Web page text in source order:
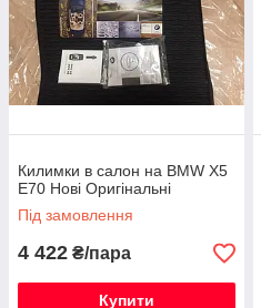
Килимки в салон на BMW X5
E70 Нові Оригінальні
Під замовлення
4 422 ₴/пара
Купити